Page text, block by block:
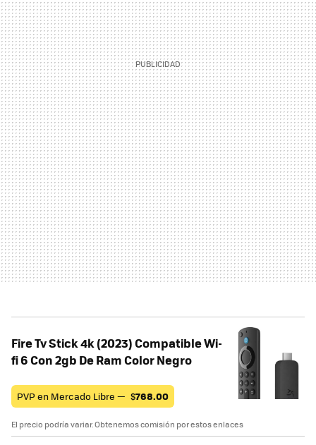
Fire Tv Stick 4k (2023) Compatible Wi-
fi 6 Con 2gb De Ram Color Negro
PVP en Mercado Libre — $768.00
El precio podría variar. Obtenemos comisión por estos enlaces